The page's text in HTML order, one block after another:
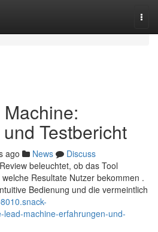
Testbericht
ago News
Discuss
beleuchtet, ob das Tool
Resultate Nutzer bekommen .
Bedienung und die vermeintlich
machine-erfahrungen-und-